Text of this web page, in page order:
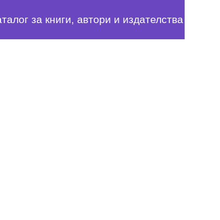
за книги, автори и издателства